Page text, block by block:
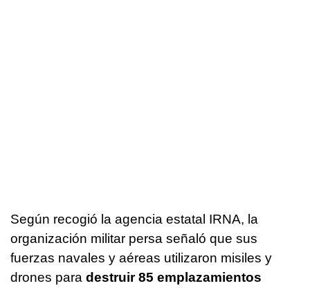
Según recogió la agencia estatal IRNA, la
organización militar persa señaló que sus
fuerzas navales y aéreas utilizaron misiles y
drones para destruir 85 emplazamientos